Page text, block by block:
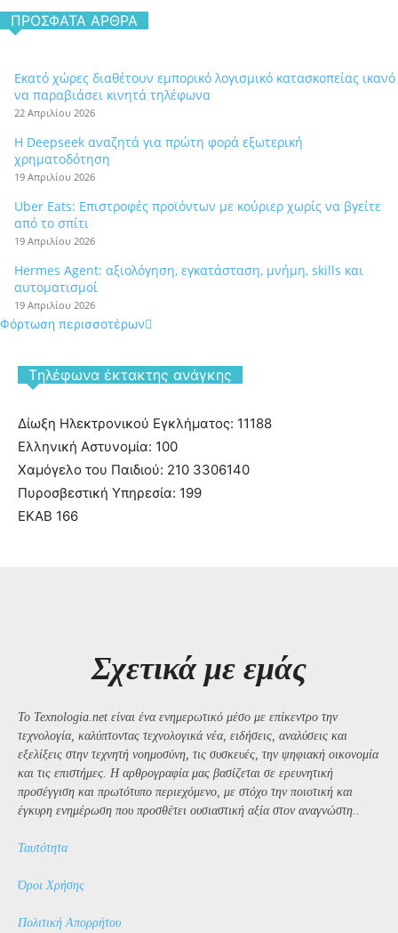
ΠΡΌΣΦΑΤΑ ΆΡΘΡΑ
Εκατό χώρες διαθέτουν εμπορικό λογισμικό κατασκοπείας ικανό
να παραβιάσει κινητά τηλέφωνα
22 Απριλίου 2026
Η Deepseek αναζητά για πρώτη φορά εξωτερική
χρηματοδότηση
19 Απριλίου 2026
Uber Eats: Επιστροφές προϊόντων με κούριερ χωρίς να βγείτε
από το σπίτι
19 Απριλίου 2026
Hermes Agent: αξιολόγηση, εγκατάσταση, μνήμη, skills και
αυτοματισμοί
19 Απριλίου 2026
Φόρτωση περισσοτέρων
Tηλέφωνα έκτακτης ανάγκης
Δίωξη Ηλεκτρονικού Εγκλήματος: 11188
Ελληνική Αστυνομία: 100
Χαμόγελο του Παιδιού: 210 3306140
Πυροσβεστική Υπηρεσία: 199
ΕΚΑΒ 166
Σχετικά με εμάς
Το Texnologia.net είναι ένα ενημερωτικό μέσο με επίκεντρο την
τεχνολογία, καλύπτοντας τεχνολογικά νέα, ειδήσεις, αναλύσεις και
εξελίξεις στην τεχνητή νοημοσύνη, τις συσκευές, την ψηφιακή οικονομία
και τις επιστήμες. Η αρθρογραφία μας βασίζεται σε ερευνητική
προσέγγιση και πρωτότυπο περιεχόμενο, με στόχο την ποιοτική και
έγκυρη ενημέρωση που προσθέτει ουσιαστική αξία στον αναγνώστη..
Ταυτότητα
Όροι Χρήσης
Πολιτική Απορρήτου